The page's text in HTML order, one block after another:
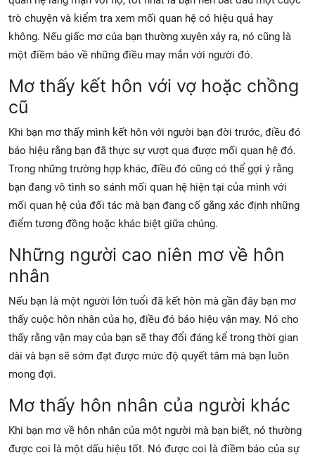
trò chuyện và kiểm tra xem mối quan hệ có hiệu quả hay
không. Nếu giấc mơ của bạn thường xuyên xảy ra, nó cũng là
một điềm báo về những điều may mắn với người đó.
Mơ thấy kết hôn với vợ hoặc chồng
cũ
Khi bạn mơ thấy mình kết hôn với người bạn đời trước, điều đó
báo hiệu rằng bạn đã thực sự vượt qua được mối quan hệ đó.
Trong những trường hợp khác, điều đó cũng có thể gợi ý rằng
bạn đang vô tình so sánh mối quan hệ hiện tại của mình với
mối quan hệ của đối tác mà bạn đang cố gắng xác định những
điểm tương đồng hoặc khác biệt giữa chúng.
Những người cao niên mơ về hôn
nhân
Nếu bạn là một người lớn tuổi đã kết hôn mà gần đây bạn mơ
thấy cuộc hôn nhân của họ, điều đó báo hiệu vận may. Nó cho
thấy rằng vận may của bạn sẽ thay đổi đáng kể trong thời gian
dài và bạn sẽ sớm đạt được mức độ quyết tâm mà bạn luôn
mong đợi.
Mơ thấy hôn nhân của người khác
Khi bạn mơ về hôn nhân của một người mà bạn biết, nó thường
được coi là một dấu hiệu tốt. Nó được coi là điềm báo của sự